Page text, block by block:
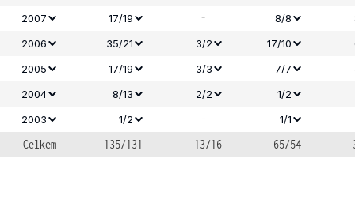
2007
17/19 - 8/8
2006
35/21 3/2 17/10
2005
17/19 3/3 7/7
2004
8/13 2/2 1/2
2003
1/2 - 1/1
Celkem 135/131 13/16 65/54